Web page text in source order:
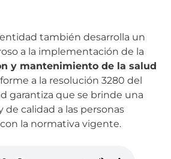
también desarrolla un
a la implementación de la
y mantenimiento de la salud
a la resolución 3280 del
garantiza que se brinde una
calidad a las personas
la normativa vigente.